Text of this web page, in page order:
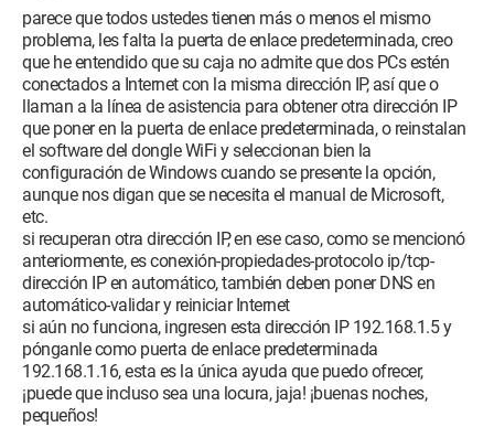
parece que todos ustedes tienen más o menos el mismo
problema, les falta la puerta de enlace predeterminada, creo
que he entendido que su caja no admite que dos PCs estén
conectados a Internet con la misma dirección IP, así que o
llaman a la línea de asistencia para obtener otra dirección IP
que poner en la puerta de enlace predeterminada, o reinstalan
el software del dongle WiFi y seleccionan bien la
configuración de Windows cuando se presente la opción,
aunque nos digan que se necesita el manual de Microsoft,
etc.
si recuperan otra dirección IP, en ese caso, como se mencionó
anteriormente, es conexión-propiedades-protocolo ip/tcp-
dirección IP en automático, también deben poner DNS en
automático-validar y reiniciar Internet
si aún no funciona, ingresen esta dirección IP 192.168.1.5 y
pónganle como puerta de enlace predeterminada
192.168.1.16, esta es la única ayuda que puedo ofrecer,
¡puede que incluso sea una locura, jaja! ¡buenas noches,
pequeños!